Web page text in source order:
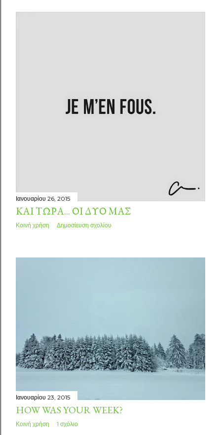
Ιανουαρίου 26, 2015
ΚΑΙ ΤΏΡΑ... ΟΙ ΔΥΟ ΜΑΣ
Κοινή χρήση Δημοσίευση σχολίου
Ιανουαρίου 23, 2015
HOW WAS YOUR WEEK?
Κοινή χρήση 1 σχόλιο